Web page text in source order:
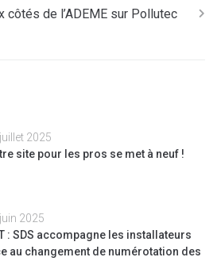
côtés de l’ADEME sur Pollutec
2025
site pour les pros se met à neuf !
2025
: SDS accompagne les installateurs
au changement de numérotation des